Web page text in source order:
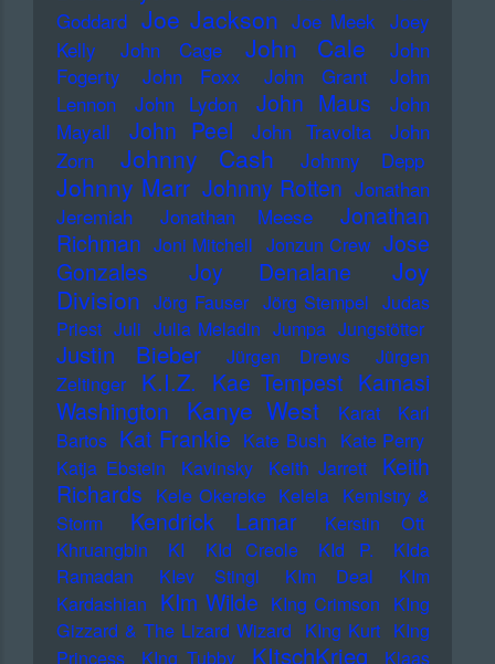
Goddard Joe Jackson Joe Meek Joey
Kelly
John Cage John Cale
John
Fogerty
John Foxx John Grant
John
Lennon
John Lydon John Maus
John
Mayall
John Peel John Travolta
John
Zorn
Johnny Cash Johnny Depp
Johnny Marr Johnny Rotten Jonathan
Jeremiah
Jonathan Meese
Jonathan
Richman Joni Mitchell Jonzun Crew Jose
Gonzales
Joy Denalane
Joy
Division Jörg Fauser Jörg Stempel Judas
Priest Juli Julia Meladin Jumpa Jungstötter
Justin Bieber Jürgen Drews
Jürgen
Zeltinger
K.I.Z. Kae Tempest Kamasi
Washington
Kanye West Karat
Karl
Bartos Kat Frankie Kate Bush Kate Perry
Katja Ebstein
Kavinsky Keith Jarrett
Keith
Richards Kele Okereke Kelela Kemistry &
Storm
Kendrick Lamar
Kerstin Ott
Khruangbin
KI KId Creole KId P.
KIda
Ramadan
KIev Stingl KIm Deal
KIm
Kardashian KIm Wilde KIng Crimson KIng
Gizzard & The Lizard Wizard KIng Kurt KIng
Princess
KIng Tubby KItschKrieg
Klaas